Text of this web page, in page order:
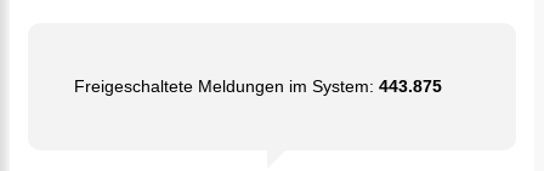
Freigeschaltete Meldungen im System: 443.875